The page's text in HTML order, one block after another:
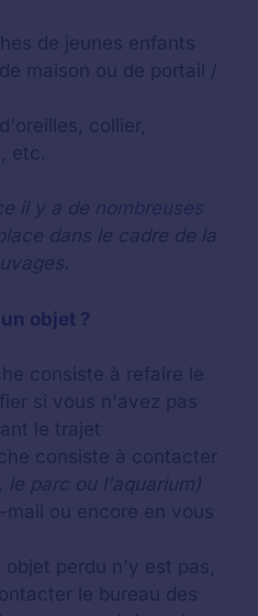
de jeunes enfants
maison ou de portail /
collier,
etc.
il y a de nombreuses
dans le cadre de la
objet ?
consiste à refaire le
si vous n'avez pas
le trajet
consiste à contacter
le parc ou l'aquarium)
ou encore en vous
objet perdu n'y est pas,
le bureau des